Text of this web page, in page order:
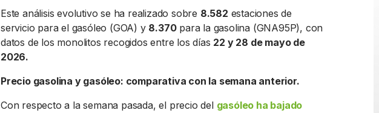
Este análisis evolutivo se ha realizado sobre 8.582 estaciones de
servicio para el gasóleo (GOA) y 8.370para la gasolina (GNA95P), con
datos de los monolitos recogidos entre los días 22 y 28 de mayo de
2026.
Precio gasolina y gasóleo: comparativa con la semana anterior.
Con respecto a la semana pasada, el precio del gasóleo ha bajado